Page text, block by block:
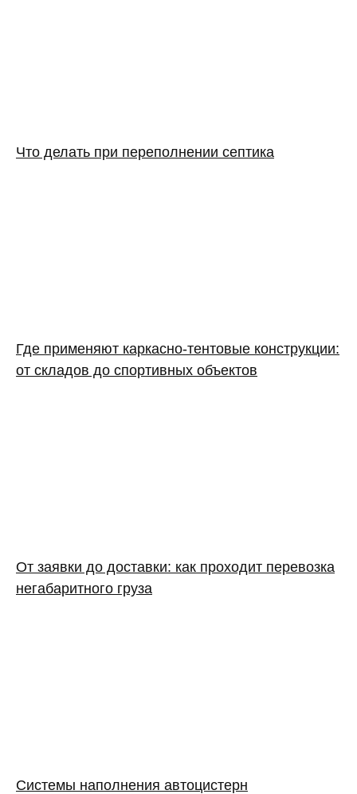
Что делать при переполнении септика
Где применяют каркасно‑тентовые конструкции:
от складов до спортивных объектов
От заявки до доставки: как проходит перевозка
негабаритного груза
Системы наполнения автоцистерн